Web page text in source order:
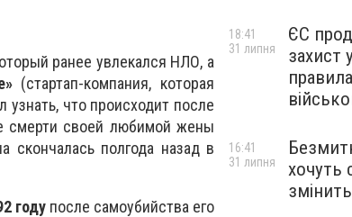
ранее увлекался НЛО, а
(стартап-компания, которая
что происходит после
смерти своей любимой жены
скончалась полгода назад в
году после самоубийства его
ЄС
захист
18:41
31 липня
хочуть
16:41
31 липня